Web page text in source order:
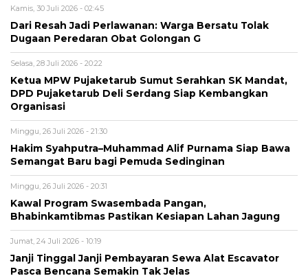
Kamis, 30 Juli 2026 - 02:45
Dari Resah Jadi Perlawanan: Warga Bersatu Tolak
Dugaan Peredaran Obat Golongan G
Selasa, 28 Juli 2026 - 20:22
Ketua MPW Pujaketarub Sumut Serahkan SK Mandat,
DPD Pujaketarub Deli Serdang Siap Kembangkan
Organisasi
Minggu, 26 Juli 2026 - 21:30
Hakim Syahputra–Muhammad Alif Purnama Siap Bawa
Semangat Baru bagi Pemuda Sedinginan
Minggu, 26 Juli 2026 - 20:31
Kawal Program Swasembada Pangan,
Bhabinkamtibmas Pastikan Kesiapan Lahan Jagung
Jumat, 24 Juli 2026 - 10:19
Janji Tinggal Janji Pembayaran Sewa Alat Escavator
Pasca Bencana Semakin Tak Jelas